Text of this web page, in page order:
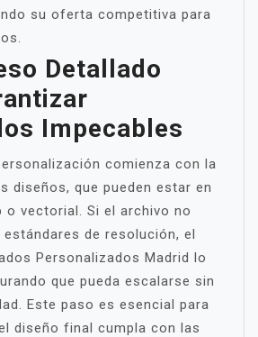
su oferta competitiva para
Detallado
Impecables
comienza con la
diseños, que pueden estar en
vectorial. Si el archivo no
de resolución, el
Personalizados Madrid lo
que pueda escalarse sin
Este paso es esencial para
diseño final cumpla con las